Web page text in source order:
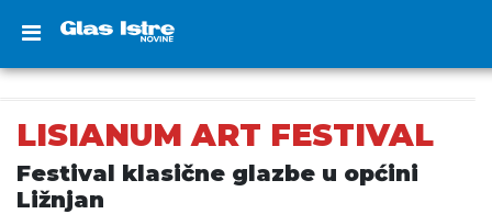
LISIANUM ART FESTIVAL
Festival klasične glazbe u općini
Ližnjan